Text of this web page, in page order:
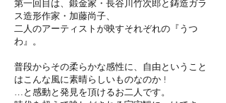
第一回目は、鍛金家・長谷川竹次郎と鋳造ガラ
ス造形作家・加藤尚子、
二人のアーティストが映すそれぞれの『うつ
わ』。
普段からその柔らかな感性に、自由ということ
はこんな風に素晴らしいものなのか !
…と感動と発見を頂けるお二人です。